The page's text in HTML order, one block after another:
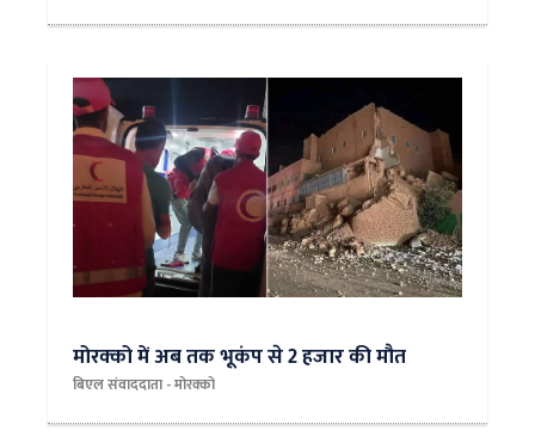
मोरक्को में अब तक भूकंप से 2 हजार की मौत
बिएल संवाददाता - मोरक्को